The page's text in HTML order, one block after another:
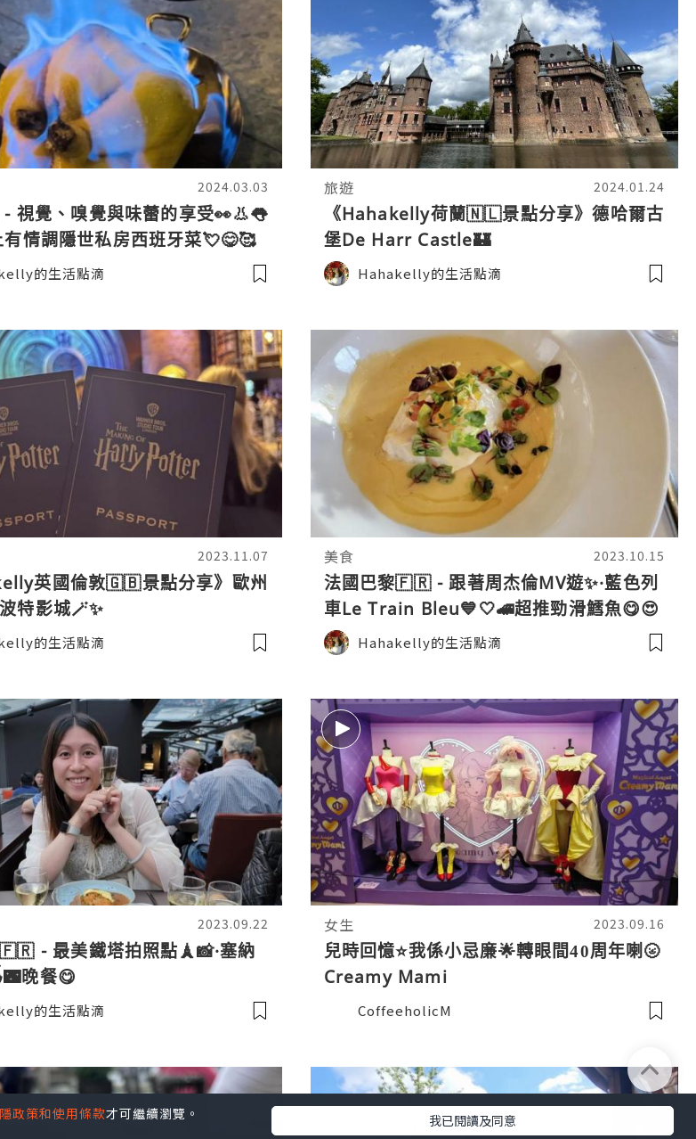
政策和使用條款才可繼續瀏覽。 我已閱讀及同意
2024.03.03
視覺、嗅覺與味蕾的享受👀👃👅
有情調隱世私房西班牙菜💘😋🥰
現金優惠😚💰）
的生活點滴
旅遊 2024.01.24
《Hahakelly荷蘭🇳🇱景點分享》德哈爾古
堡De Harr Castle🏰
Hahakelly的生活點滴
2023.11.07
英國倫敦🇬🇧景點分享》歐州
特影城🪄✨
的生活點滴
美食 2023.10.15
法國巴黎🇫🇷 - 跟著周杰倫MV遊✨·藍色列
車Le Train Bleu💙🤍🚄超推勁滑鱈魚😋😍
（文未有8折優惠💖🎉）
Hahakelly的生活點滴
2023.09.22
- 最美鐵塔拍照點🗼📸·塞納
晚餐😋
的生活點滴
女生 2023.09.16
兒時回憶⭐️我係小忌廉🌟轉眼間40周年喇🌝
Creamy Mami
CoffeeholicM